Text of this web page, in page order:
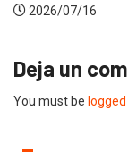
2026/07/16
Deja un
You must be logged